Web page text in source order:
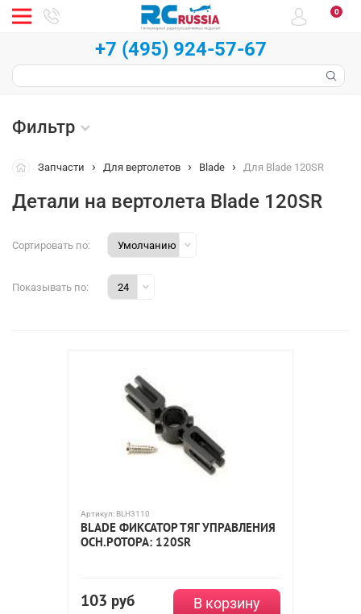
0
+7 (495) 924-57-67
Фильтр
Запчасти Для вертолетов Blade Для Blade 120SR
Детали на вертолета Blade 120SR
Сортировать по:
Показывать по:
Артикул: BLH3110
BLADE ФИКСАТОР ТЯГ УПРАВЛЕНИЯ
ОСН.РОТОРА: 120SR
103 руб В корзину